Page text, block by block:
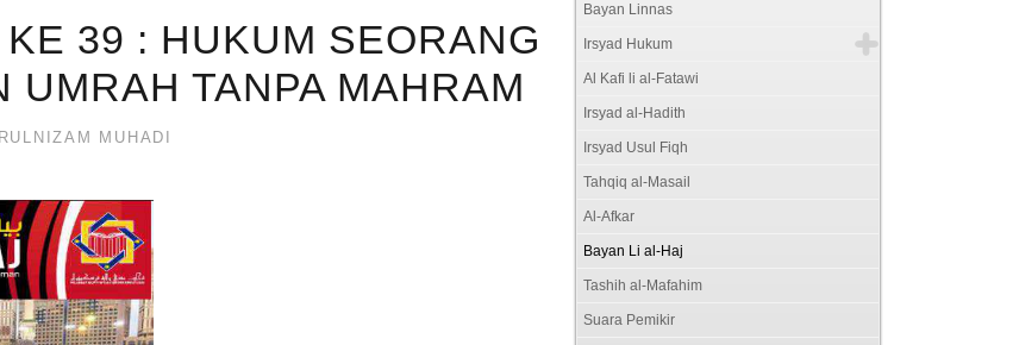
39 : HUKUM SEORANG
UMRAH TANPA MAHRAM
MUHADI
Bayan Linnas
Irsyad Hukum
Al Kafi li al-Fatawi
Irsyad al-Hadith
Irsyad Usul Fiqh
Tahqiq al-Masail
Al-Afkar
Bayan Li al-Haj
Tashih al-Mafahim
Suara Pemikir